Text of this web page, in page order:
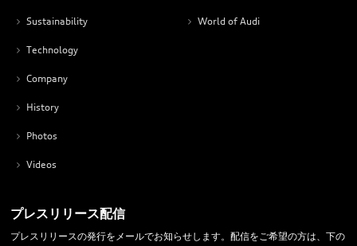
Sustainability
Technology
Company
History
Photos
Videos
World of Audi
プレスリリース配信
プレスリリースの発行をメールでお知らせします。配信をご希望の方は、下の